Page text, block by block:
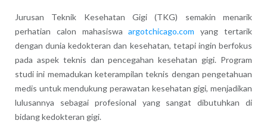
Jurusan Teknik Kesehatan Gigi (TKG) semakin menarik
perhatian calon mahasiswaargotchicago.com yang tertarik
dengan dunia kedokteran dan kesehatan, tetapi ingin berfokus
pada aspek teknis dan pencegahan kesehatan gigi. Program
studi ini memadukan keterampilan teknis dengan pengetahuan
medis untuk mendukung perawatan kesehatan gigi, menjadikan
lulusannya sebagai profesional yang sangat dibutuhkan di
bidang kedokteran gigi.